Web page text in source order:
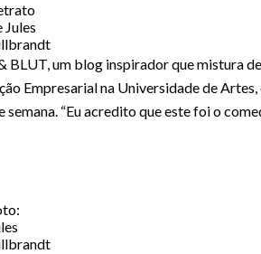
Jules
BLUT, um blog inspirador que mistura
Empresarial na Universidade de
“Eu acredito que este foi o